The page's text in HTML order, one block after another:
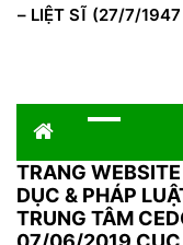
– LIỆT SĨ (27/7/
TRANG
DỤC & PHÁP
TRUNG TÂM